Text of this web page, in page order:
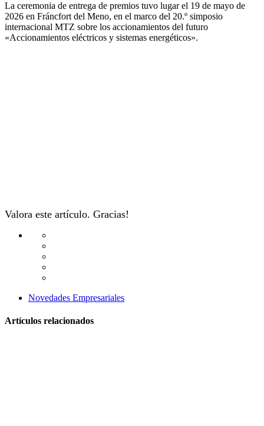
La ceremonia de entrega de premios tuvo lugar el 19 de mayo de
2026 en Fráncfort del Meno, en el marco del 20.º simposio
internacional MTZ sobre los accionamientos del futuro
«Accionamientos eléctricos y sistemas energéticos».
Valora este artículo. Gracias!
Novedades Empresariales
Artículos relacionados